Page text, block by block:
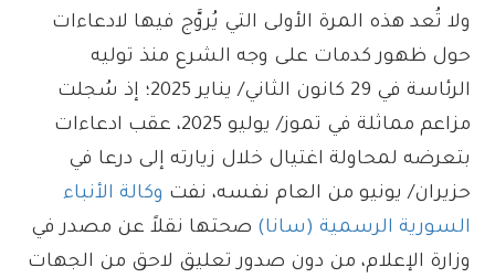
ولا تُعد هذه المرة الأولى التي يُروَّج فيها لادعاءات
حول ظهور كدمات على وجه الشرع منذ توليه
الرئاسة في 29 كانون الثاني/ يناير 2025؛ إذ سُجلت
مزاعم مماثلة في تموز/ يوليو 2025، عقب ادعاءات
بتعرضه لمحاولة اغتيال خلال زيارته إلى درعا في
حزيران/ يونيو من العام نفسه، نفت وكالة الأنباء
السورية الرسمية (سانا) صحتها نقلاً عن مصدر في
وزارة الإعلام، من دون صدور تعليق لاحق من الجهات